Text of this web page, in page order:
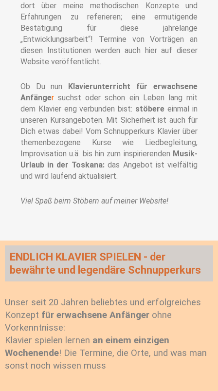
dort über meine methodischen Konzepte und
Erfahrungen zu referieren; eine ermutigende
Bestätigung für diese jahrelange
„Entwicklungsarbeit“! Termine von Vorträgen an
diesen Institutionen werden auch hier auf dieser
Website veröffentlicht.
Ob Du nun Klavierunterricht für erwachsene
Anfänger suchst oder schon ein Leben lang mit
dem Klavier eng verbunden bist: stöbere einmal in
unseren Kursangeboten. Mit Sicherheit ist auch für
Dich etwas dabei! Vom Schnupperkurs Klavier über
themenbezogene Kurse wie Liedbegleitung,
Improvisation u.ä. bis hin zum inspirierenden Musik-
Urlaub in der Toskana: das Angebot ist vielfältig
und wird laufend aktualisiert.
Viel Spaß beim Stöbern auf meiner Website!
ENDLICH KLAVIER SPIELEN - der
bewährte und legendäre Schnupperkurs
Unser seit 20 Jahren beliebtes und erfolgreiches
Konzept für erwachsene Anfänger ohne
Vorkenntnisse:
Klavier spielen lernen an einem einzigen
Wochenende! Die Termine, die Orte, und was man
sonst noch wissen muss